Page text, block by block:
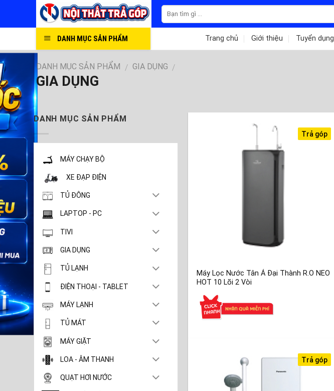
DANH MỤC SẢN PHẨM Trang chủ Giới thiệu Tuyển dụng
DANH MỤC SẢN PHẨM / GIA DỤNG /
GIA DỤNG
DANH MỤC SẢN PHẨM
MÁY CHẠY BỘ
XE ĐẠP ĐIỆN
TỦ ĐÔNG
LAPTOP - PC
TIVI
GIA DỤNG
TỦ LẠNH
ĐIỆN THOẠI - TABLET
MÁY LẠNH
TỦ MÁT
MÁY GIẶT
LOA - ÂM THANH
QUẠT HƠI NƯỚC
Trả góp
Máy Lọc Nước Tân Á Đại Thành R.O NEO
HOT 10 Lõi 2 Vòi
Trả góp